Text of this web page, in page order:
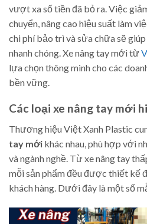
vượt xa số tiền đã bỏ ra. Việc
chuyển, nâng cao hiệu suất làm
chi phí bảo trì và sửa chữa sẽ
nhanh chóng. Xe nâng tay mới từ
lựa chọn thông minh cho các
bền vững.
Các loại xe nâng tay mới
Thương hiệu Việt Xanh Plastic
tay mới khác nhau, phù hợp với
và ngành nghề. Từ xe nâng tay
mỗi sản phẩm đều được thiết kế
khách hàng. Dưới đây là một số